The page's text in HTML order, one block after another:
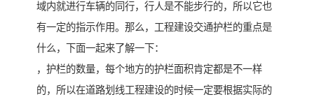
域内就进行车辆的同行，行人是不能步行的，所以它也
有一定的指示作用。那么，工程建设交通护栏的重点是
什么，下面一起来了解一下：
，护栏的数量，每个地方的护栏面积肯定都是不一样
的，所以在道路划线工程建设的时候一定要根据实际的